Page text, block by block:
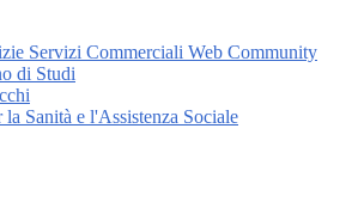
Servizi Commerciali Web Community
di Studi
la Sanità e l'Assistenza Sociale